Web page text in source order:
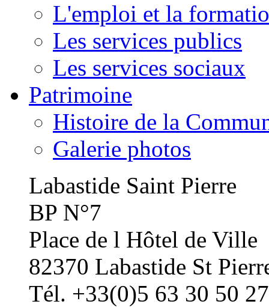
L'emploi et la
Les services publics
Les services sociaux
Patrimoine
Histoire de la
Galerie photos
Labastide Saint Pierre
BP N°7
Place de l Hôtel de Ville
82370 Labastide St
Tél. +33(0)5 63 30 50 27